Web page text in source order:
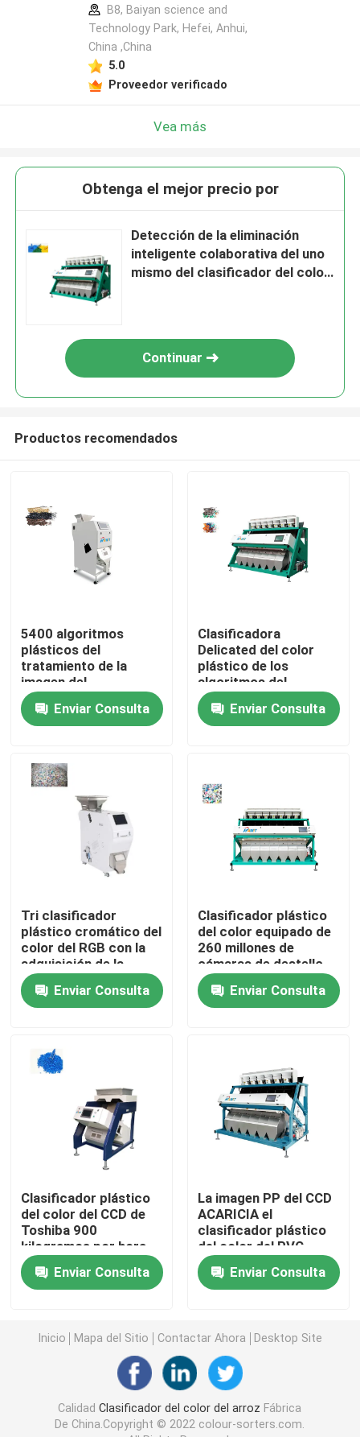
Sobre nosotros
Contactos
Productos
Clasificador del color del arroz
clasificador del color del grano
Clasificador del color del trigo
clasificador del color del anacardo
Los granos de café colorean el clasificador
Clasificador del color de la especia
clasificador del color del sésamo
Clasificador Nuts del color
clasificador plástico del color
Clasificador del color de la correa
Clasificadora infrarroja
B8, Baiyan science and
Technology Park, Hefei, Anhui,
China ,China
5.0
Proveedor verificado
Vea más
Obtenga el mejor precio por
Detección de la eliminación
inteligente colaborativa del uno
mismo del clasificador del color
Continuar
Productos recomendados
5400 algoritmos
plásticos del
tratamiento de la
imagen del
clasificador del color
de los pixeles
Enviar Consulta
Clasificadora
Delicated del color
plástico de los
algoritmos del
tratamiento de la
imagenEnviar Consulta
Tri clasificador
plástico cromático del
color del RGB con la
adquisición de la
imagen del CCD
Enviar Consulta
Clasificador plástico
del color equipado de
260 millones de
cámaras de destello
olográficas del pixel
Enviar Consulta
Clasificador plástico
del color del CCD de
Toshiba 900
kilogramos por hora
con el filtro de SMC
Enviar Consulta
La imagen PP del CCD
ACARICIA el
clasificador plástico
del color del PVC
Enviar Consulta
Inicio Mapa del Sitio Contactar Ahora Desktop Site
CalidadClasificador del color del arroz Fábrica
De China.Copyright © 2022 colour-sorters.com.